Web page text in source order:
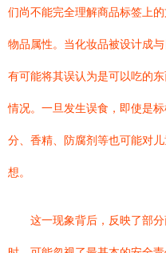
们尚不能完全理解商品标签上
物品属性。当化妆品被设计成
有可能将其误认为是可以吃的
情况。一旦发生误食，即使是
分、香精、防腐剂等也可能对
想。
这一现象背后，反映了部